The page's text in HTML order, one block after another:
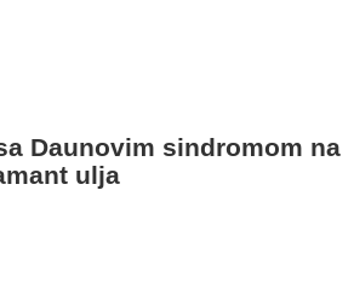
Daunovim sindromom na
ulja